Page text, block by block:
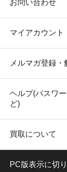
お問い合わせ
マイアカウント
メルマガ登録・
ヘルプ(パスワ
ど)
買取について
PC版表示に切